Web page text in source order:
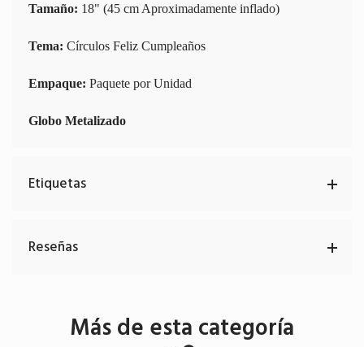
Tamaño: 18" (45 cm Aproximadamente inflado)
Tema: Círculos Feliz Cumpleaños
Empaque: Paquete por Unidad
Globo Metalizado
Etiquetas
Reseñas
Más de esta categoría